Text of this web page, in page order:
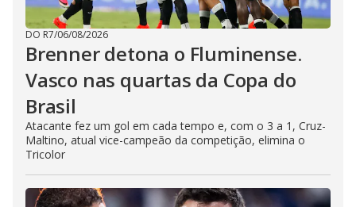
DO R7/06/08/2026
Brenner detona o Fluminense.
Vasco nas quartas da Copa do
Brasil
Atacante fez um gol em cada tempo e, com o 3 a 1, Cruz-
Maltino, atual vice-campeão da competição, elimina o
Tricolor